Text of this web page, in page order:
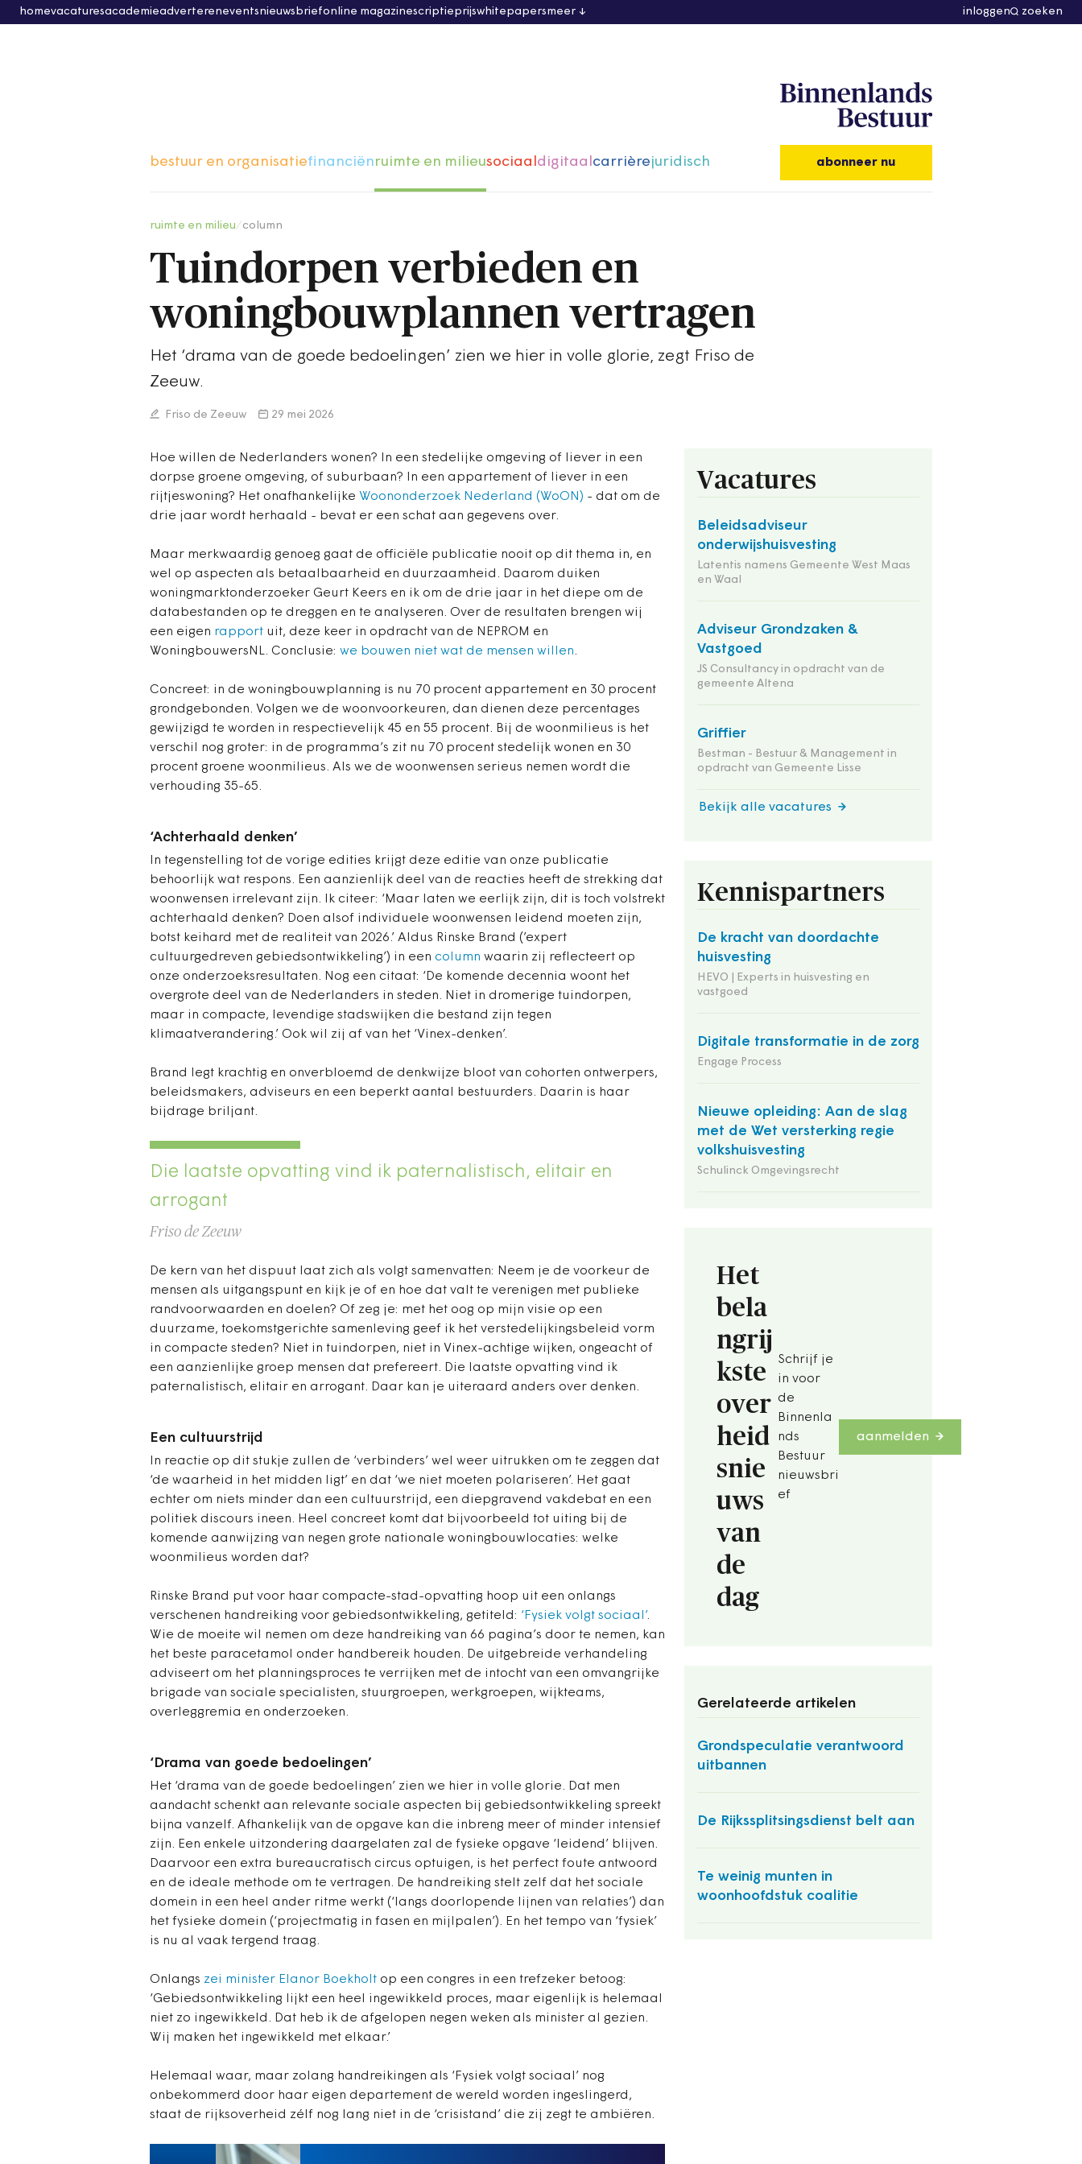
homevacaturesacademieadvertereneventsnieuwsbriefonline magazinescriptieprijswhitepapersmeer inloggen zoeken
bestuur en organisatiefinanciënruimte en milieusociaaldigitaalcarrièrejuridisch abonneer nu
ruimte en milieu column
Tuindorpen verbieden en
woningbouwplannen vertragen
Het ‘drama van de goede bedoelingen’ zien we hier in volle glorie, zegt Friso de
Zeeuw.
Friso de Zeeuw 29 mei 2026
Hoe willen de Nederlanders wonen? In een stedelijke omgeving of liever in een
dorpse groene omgeving, of suburbaan? In een appartement of liever in een
rijtjeswoning? Het onafhankelijke Woononderzoek Nederland (WoON) - dat om de
drie jaar wordt herhaald - bevat er een schat aan gegevens over.
Maar merkwaardig genoeg gaat de officiële publicatie nooit op dit thema in, en
wel op aspecten als betaalbaarheid en duurzaamheid. Daarom duiken
woningmarktonderzoeker Geurt Keers en ik om de drie jaar in het diepe om de
databestanden op te dreggen en te analyseren. Over de resultaten brengen wij
een eigen rapport uit, deze keer in opdracht van de NEPROM en
WoningbouwersNL. Conclusie: we bouwen niet wat de mensen willen.
Vacatures
Beleidsadviseur
onderwijshuisvesting
Latentis namens Gemeente West Maas
en Waal
Adviseur Grondzaken &
Vastgoed
JS Consultancy in opdracht van de
gemeente Altena
Griffier
Bestman - Bestuur & Management in
opdracht van Gemeente Lisse
Bekijk alle vacatures
Kennispartners
De kracht van doordachte
huisvesting
HEVO | Experts in huisvesting en
vastgoed
Digitale transformatie in de zorg
Engage Process
Nieuwe opleiding: Aan de slag
met de Wet versterking regie
volkshuisvesting
Schulinck Omgevingsrecht
Het
bela
ngrij
kste
over
heid
snie
uws
van
de
dag
Schrijf je
in voor
de
Binnenla
nds
Bestuur
nieuwsbri
ef
aanmelden
Gerelateerde artikelen
Grondspeculatie verantwoord
uitbannen
De Rijkssplitsingsdienst belt aan
Te weinig munten in
woonhoofdstuk coalitie
Concreet: in de woningbouwplanning is nu 70 procent appartement en 30 procent
grondgebonden. Volgen we de woonvoorkeuren, dan dienen deze percentages
gewijzigd te worden in respectievelijk 45 en 55 procent. Bij de woonmilieus is het
verschil nog groter: in de programma’s zit nu 70 procent stedelijk wonen en 30
procent groene woonmilieus. Als we de woonwensen serieus nemen wordt die
verhouding 35-65.
‘Achterhaald denken’
In tegenstelling tot de vorige edities krijgt deze editie van onze publicatie
behoorlijk wat respons. Een aanzienlijk deel van de reacties heeft de strekking dat
woonwensen irrelevant zijn. Ik citeer: ‘Maar laten we eerlijk zijn, dit is toch volstrekt
achterhaald denken? Doen alsof individuele woonwensen leidend moeten zijn,
botst keihard met de realiteit van 2026.’ Aldus Rinske Brand (’expert
cultuurgedreven gebiedsontwikkeling’) in een column waarin zij reflecteert op
onze onderzoeksresultaten. Nog een citaat: ‘De komende decennia woont het
overgrote deel van de Nederlanders in steden. Niet in dromerige tuindorpen,
maar in compacte, levendige stadswijken die bestand zijn tegen
klimaatverandering.’ Ook wil zij af van het ‘Vinex-denken’.
Brand legt krachtig en onverbloemd de denkwijze bloot van cohorten ontwerpers,
beleidsmakers, adviseurs en een beperkt aantal bestuurders. Daarin is haar
bijdrage briljant.
Die laatste opvatting vind ik paternalistisch, elitair en
arrogant
Friso de Zeeuw
De kern van het dispuut laat zich als volgt samenvatten: Neem je de voorkeur de
mensen als uitgangspunt en kijk je of en hoe dat valt te verenigen met publieke
randvoorwaarden en doelen? Of zeg je: met het oog op mijn visie op een
duurzame, toekomstgerichte samenleving geef ik het verstedelijkingsbeleid vorm
in compacte steden? Niet in tuindorpen, niet in Vinex-achtige wijken, ongeacht of
een aanzienlijke groep mensen dat prefereert. Die laatste opvatting vind ik
paternalistisch, elitair en arrogant. Daar kan je uiteraard anders over denken.
Een cultuurstrijd
In reactie op dit stukje zullen de ‘verbinders’ wel weer uitrukken om te zeggen dat
‘de waarheid in het midden ligt’ en dat ‘we niet moeten polariseren’. Het gaat
echter om niets minder dan een cultuurstrijd, een diepgravend vakdebat en een
politiek discours ineen. Heel concreet komt dat bijvoorbeeld tot uiting bij de
komende aanwijzing van negen grote nationale woningbouwlocaties: welke
woonmilieus worden dat?
Rinske Brand put voor haar compacte-stad-opvatting hoop uit een onlangs
verschenen handreiking voor gebiedsontwikkeling, getiteld: ‘Fysiek volgt sociaal’.
Wie de moeite wil nemen om deze handreiking van 66 pagina’s door te nemen, kan
het beste paracetamol onder handbereik houden. De uitgebreide verhandeling
adviseert om het planningsproces te verrijken met de intocht van een omvangrijke
brigade van sociale specialisten, stuurgroepen, werkgroepen, wijkteams,
overleggremia en onderzoeken.
‘Drama van goede bedoelingen’
Het ‘drama van de goede bedoelingen’ zien we hier in volle glorie. Dat men
aandacht schenkt aan relevante sociale aspecten bij gebiedsontwikkeling spreekt
bijna vanzelf. Afhankelijk van de opgave kan die inbreng meer of minder intensief
zijn. Een enkele uitzondering daargelaten zal de fysieke opgave ‘leidend’ blijven.
Daarvoor een extra bureaucratisch circus optuigen, is het perfect foute antwoord
en de ideale methode om te vertragen. De handreiking stelt zelf dat het sociale
domein in een heel ander ritme werkt (‘langs doorlopende lijnen van relaties’) dan
het fysieke domein (‘projectmatig in fasen en mijlpalen’). En het tempo van ‘fysiek’
is nu al vaak tergend traag.
Onlangs zei minister Elanor Boekholt op een congres in een trefzeker betoog:
‘Gebiedsontwikkeling lijkt een heel ingewikkeld proces, maar eigenlijk is helemaal
niet zo ingewikkeld. Dat heb ik de afgelopen negen weken als minister al gezien.
Wij maken het ingewikkeld met elkaar.’
Helemaal waar, maar zolang handreikingen als ‘Fysiek volgt sociaal’ nog
onbekommerd door haar eigen departement de wereld worden ingeslingerd,
staat de rijksoverheid zélf nog lang niet in de ‘crisistand’ die zij zegt te ambiëren.